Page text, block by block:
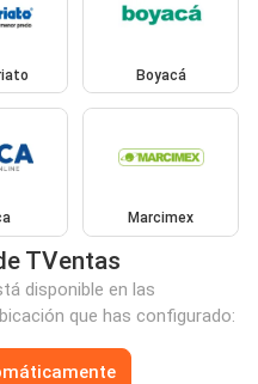
Boyacá
Marcimex
TVentas
disponible en las
que has configurado: